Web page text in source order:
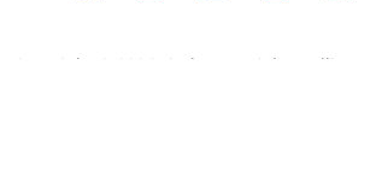
Copyright © 2026 Linde Material Handling